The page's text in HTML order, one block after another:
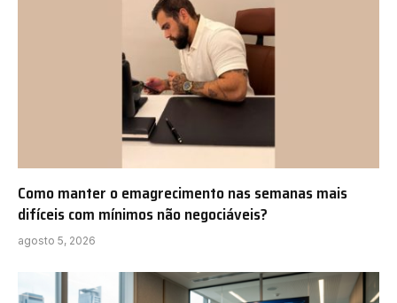
Como manter o emagrecimento nas semanas mais
difíceis com mínimos não negociáveis?
agosto 5, 2026